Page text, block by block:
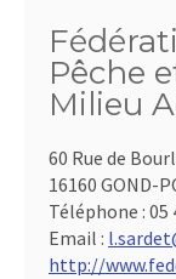
Pêche
Milieu
60 Rue de
16160 GOND-
Téléphone : 05
Email :
http://